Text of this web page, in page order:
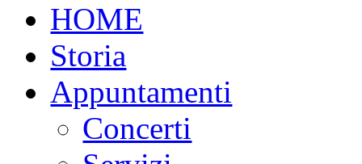
HOME
Storia
Appuntamenti
Concerti